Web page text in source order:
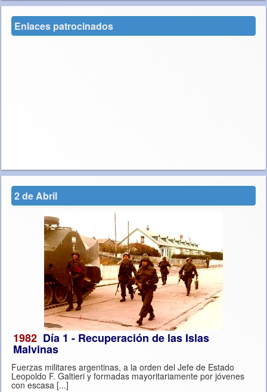
Enlaces patrocinados
2 de Abril
1982
Malvinas
Fuerzas militares argentinas, a la orden del Jefe de Estado
Leopoldo F. Galtieri y formadas mayoritariamente por jóvenes
con escasa [...]